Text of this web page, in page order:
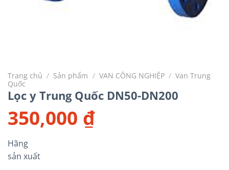
Trang chủ / Sản phẩm / VAN CÔNG NGHIỆP / Van Trung
Quốc
Lọc y Trung Quốc DN50-DN200
350,000 ₫
Hãng
sản xuất